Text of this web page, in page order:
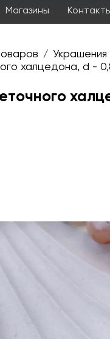
Магазины
/ Украшения
халцедона, d -